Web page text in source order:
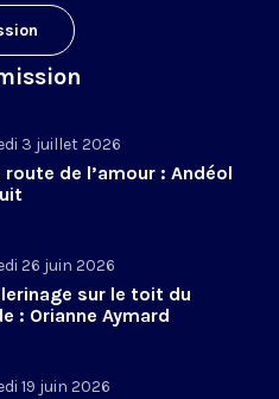
3 juillet 2026
route de l’amour : Andéol
26 juin 2026
sur le toit du
: Orianne Aymard
19 juin 2026